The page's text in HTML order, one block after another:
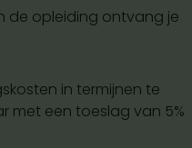
de opleiding ontvang je
in termijnen te
met een toeslag van 5%